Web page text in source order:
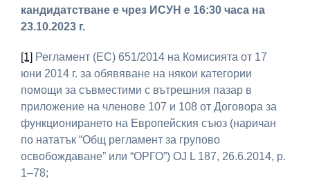
кандидатстване е чрез ИСУН е 16:30 часа на
23.10.2023 г.
[1] Регламент (EС) 651/2014 на Комисията от 17
юни 2014 г. за обявяване на някои категории
помощи за съвместими с вътрешния пазар в
приложение на членове 107 и 108 от Договора за
функционирането на Европейския съюз (наричан
по нататък “Общ регламент за групово
освобождаване” или “ОРГО”) OJ L 187, 26.6.2014, p.
1–78;